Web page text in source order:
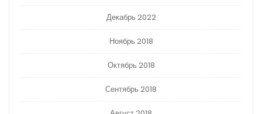
Декабрь 2022
Ноябрь 2018
Октябрь 2018
Сентябрь 2018